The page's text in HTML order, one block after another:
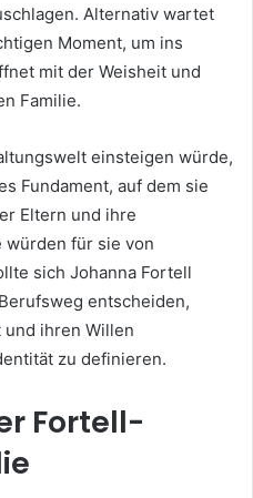
Alternativ wartet
Moment, um ins
mit der Weisheit und
Familie.
einsteigen würde,
Fundament, auf dem sie
Eltern und ihre
würden für sie von
sich Johanna Fortell
entscheiden,
ihren Willen
zu definieren.
Fortell-